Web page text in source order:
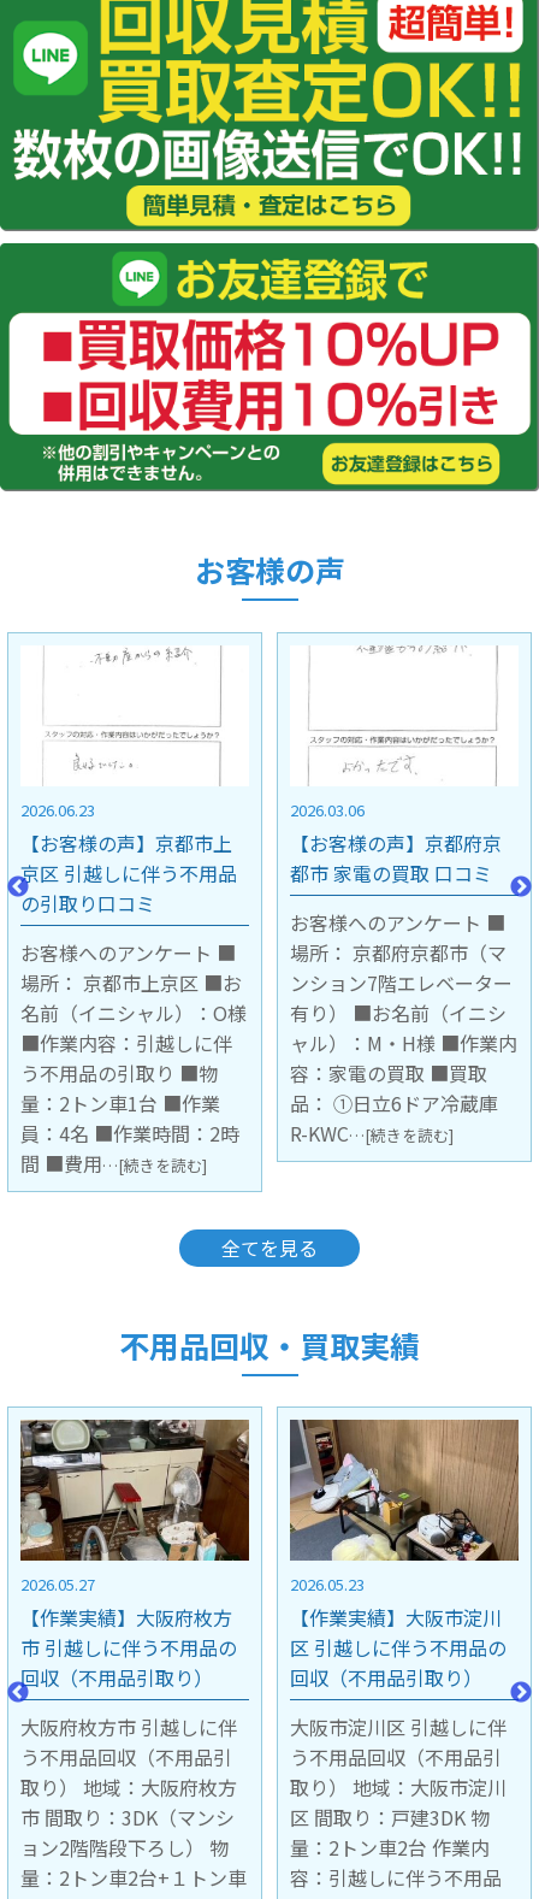
お客様の声
2026.03.06
【お客様の声】京都府京
都市 家電の買取 口コミ
お客様へのアンケート ■
場所： 京都府京都市（マ
ンション7階エレベーター
有り） ■お名前（イニシ
ャル）：M・H様 ■作業内
容：家電の買取 ■買取
品： ①日立6ドア冷蔵庫
R-KWC…[続きを読む]
2025.11.28
【お客様の声】大阪府豊
中市 不用品の引取り口コ
ミ
お客様へのアンケート ■
場所： 大阪府豊中市（マ
ンション3階 階段下ろし作
業） ■お名前（イニシャ
ル）： ■作業内容：不用
品の引取 ■引取品：キッ
チンボード1台 ■作業員：
2名 ■…[続きを読む]
全てを見る
不用品回収・買取実績
2026.05.23
【作業実績】大阪市淀川
区 引越しに伴う不用品の
回収（不用品引取り）
大阪市淀川区 引越しに伴
う不用品回収（不用品引
取り） 地域：大阪市淀川
区 間取り：戸建3DK 物
量：2トン車2台 作業内
容：引越しに伴う不用品
2026.05.15
【作業実績】京都市中京
区 引越しに伴う不用品の
回収（不用品引取り）
京都市中京区 引越しに伴
う不用品回収（不用品引
取り） 地域：京都市中京
区 間取り：マンション4階
1LDK 階段下ろし作業 物
量：2トン車1台 作業内